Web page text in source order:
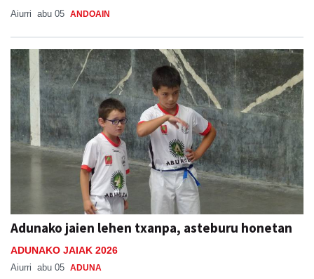
Aiurri abu 05 ANDOAIN
Adunako jaien lehen txanpa, asteburu honetan
ADUNAKO JAIAK 2026
Aiurri abu 05 ADUNA